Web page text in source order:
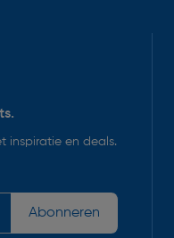
inspiratie en deals.
Abonneren